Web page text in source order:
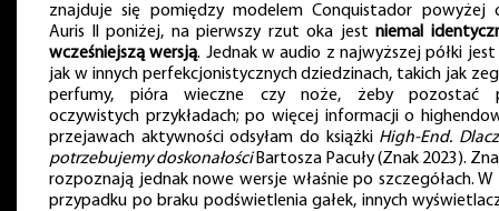
znajduje się pomiędzy modelem Conquistador powyżej
Auris II poniżej, na pierwszy rzut oka jest niemal
wcześniejszą wersją. Jednak w audio z najwyższej półki
jak w innych perfekcjonistycznych dziedzinach, takich jak
perfumy, pióra wieczne czy noże, żeby pozostać
oczywistych przykładach; po więcej informacji o
przejawach aktywności odsyłam do książki High-End.
potrzebujemy doskonałościBartosza Pacuły (Znak 2023).
rozpoznają jednak nowe wersje właśnie po szczegółach.
przypadku po braku podświetlenia gałek, innych